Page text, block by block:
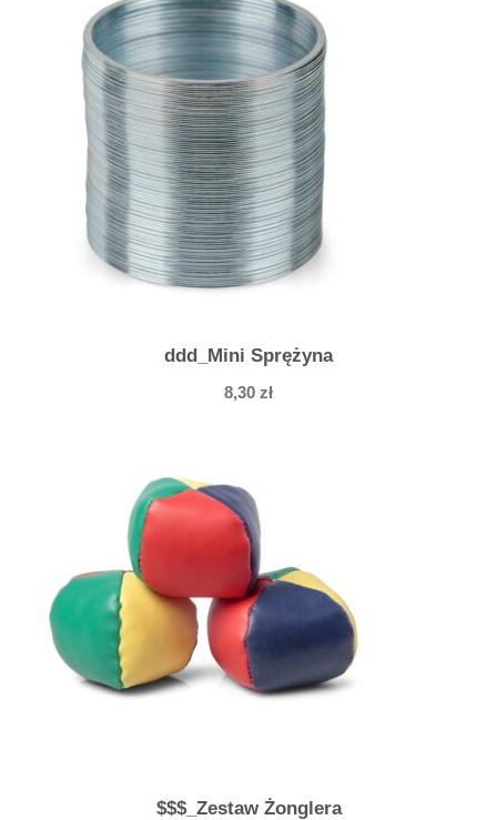
ddd_Mini Sprężyna
8,30 zł
$$$_Zestaw Żonglera